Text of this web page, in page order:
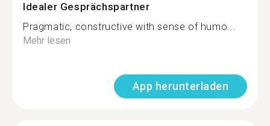
Idealer Gesprächspartner
Pragmatic, constructive with sense of humo...
Mehr lesen
App herunterladen